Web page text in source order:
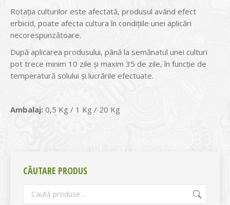
Rotația culturilor este afectată, produsul având efect
erbicid, poate afecta cultura în condițiile unei aplicări
necorespunzătoare.
După aplicarea produsului, până la semănatul unei culturi
pot trece minim 10 zile și maxim 35 de zile, în funcție de
temperatură solului și lucrările efectuate.
Ambalaj: 0,5 Kg / 1 Kg / 20 Kg
CĂUTARE PRODUS